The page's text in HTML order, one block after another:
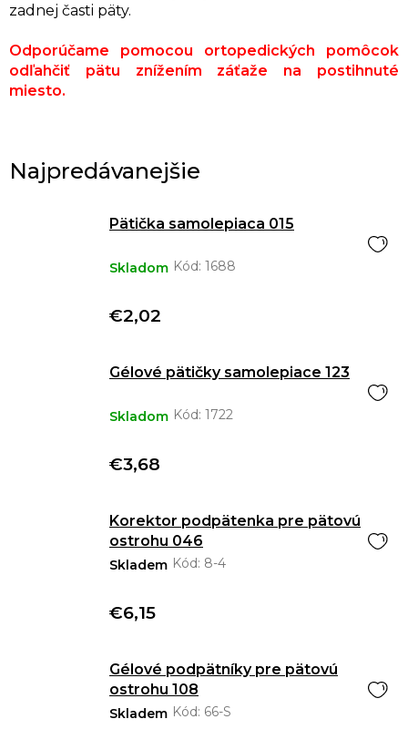
zadnej časti päty.
Odporúčame pomocou ortopedických pomôcok
odľahčiť pätu znížením záťaže na postihnuté
miesto.
Najpredávanejšie
Pätička samolepiaca 015
Skladom Kód: 1688
€2,02
Gélové pätičky samolepiace 123
Skladom Kód: 1722
€3,68
Korektor podpätenka pre pätovú
ostrohu 046
Skladem Kód: 8-4
€6,15
Gélové podpätníky pre pätovú
ostrohu 108
Skladem Kód: 66-S